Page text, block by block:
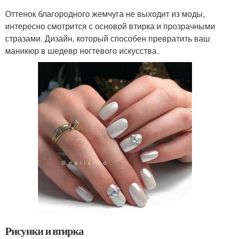
Оттенок благородного жемчуга не выходит из моды,
интересно смотрится с основой втирка и прозрачными
стразами. Дизайн, который способен превратить ваш
маникюр в шедевр ногтевого искусства.
Рисунки и втирка